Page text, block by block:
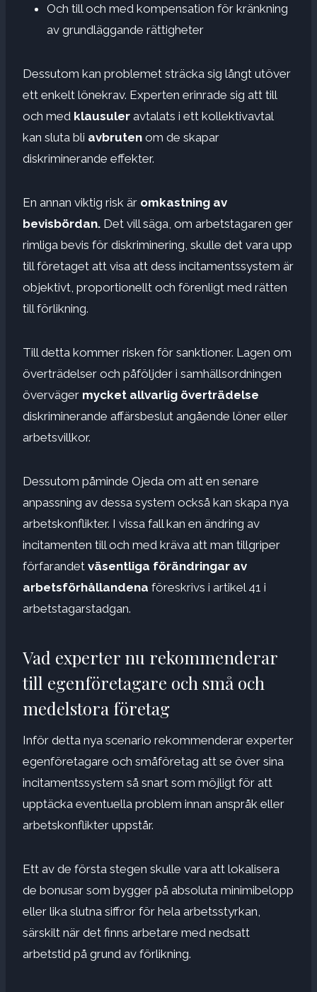
Och till och med kompensation för kränkning
av grundläggande rättigheter
Dessutom kan problemet sträcka sig långt utöver
ett enkelt lönekrav. Experten erinrade sig att till
och med klausuler avtalats i ett kollektivavtal
kan sluta bli avbruten om de skapar
diskriminerande effekter.
En annan viktig risk är omkastning av
bevisbördan. Det vill säga, om arbetstagaren ger
rimliga bevis för diskriminering, skulle det vara upp
till företaget att visa att dess incitamentssystem är
objektivt, proportionellt och förenligt med rätten
till förlikning.
Till detta kommer risken för sanktioner. Lagen om
överträdelser och påföljder i samhällsordningen
överväger mycket allvarlig överträdelse
diskriminerande affärsbeslut angående löner eller
arbetsvillkor.
Dessutom påminde Ojeda om att en senare
anpassning av dessa system också kan skapa nya
arbetskonflikter. I vissa fall kan en ändring av
incitamenten till och med kräva att man tillgriper
förfarandet väsentliga förändringar av
arbetsförhållandena föreskrivs i artikel 41 i
arbetstagarstadgan.
Vad experter nu rekommenderar
till egenföretagare och små och
medelstora företag
Inför detta nya scenario rekommenderar experter
egenföretagare och småföretag att se över sina
incitamentssystem så snart som möjligt för att
upptäcka eventuella problem innan anspråk eller
arbetskonflikter uppstår.
Ett av de första stegen skulle vara att lokalisera
de bonusar som bygger på absoluta minimibelopp
eller lika slutna siffror för hela arbetsstyrkan,
särskilt när det finns arbetare med nedsatt
arbetstid på grund av förlikning.